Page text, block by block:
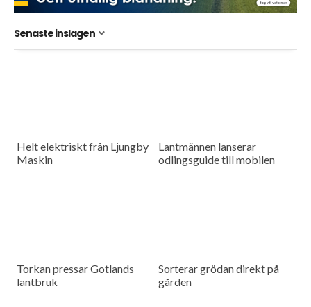
Senaste inslagen
Helt elektriskt från Ljungby
Maskin
Lantmännen lanserar
odlingsguide till mobilen
Torkan pressar Gotlands
lantbruk
Sorterar grödan direkt på
gården